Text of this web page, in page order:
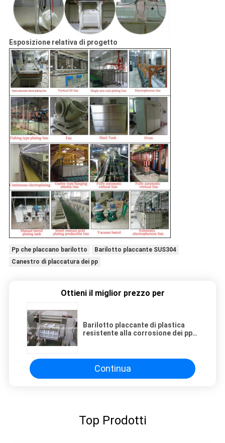
Esposizione relativa di progetto
Pp che placcano barilotto
Barilotto placcante SUS304
Canestro di placcatura dei pp
Ottieni il miglior prezzo per
Barilotto placcante di plastica
resistente alla corrosione dei pp,
Continua
Top Prodotti